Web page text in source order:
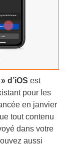
d’iOS est
pour les
en janvier
tout contenu
dans votre
aussi